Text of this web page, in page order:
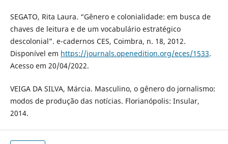
SEGATO, Rita Laura. “Gênero e colonialidade: em busca de
chaves de leitura e de um vocabulário estratégico
descolonial”. e-cadernos CES, Coimbra, n. 18, 2012.
Disponível em https://journals.openedition.org/eces/1533.
Acesso em 20/04/2022.
VEIGA DA SILVA, Márcia. Masculino, o gênero do jornalismo:
modos de produção das notícias. Florianópolis: Insular,
2014.